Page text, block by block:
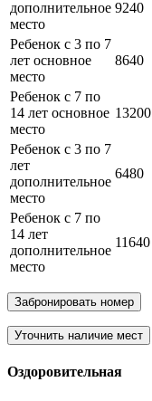
дополнительное
место
9240
Ребенок с 3 по 7
лет основное
место
8640
Ребенок с 7 по
14 лет основное
место
13200
Ребенок с 3 по 7
лет
дополнительное
место
6480
Ребенок с 7 по
14 лет
дополнительное
место
11640
Забронировать номер
Уточнить наличие мест
Оздоровительная